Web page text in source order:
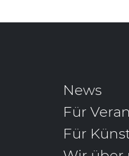
News
Für
Für